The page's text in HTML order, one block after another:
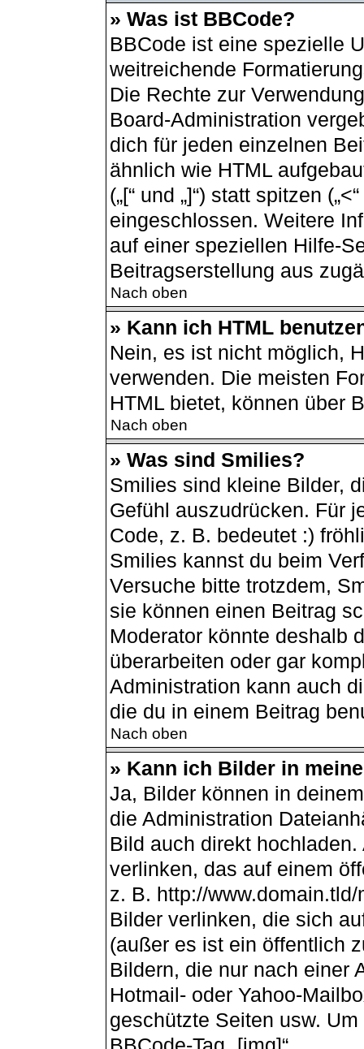
» Was ist BBCode?
BBCode ist eine spezielle
weitreichende
Die Rechte zur
Board-Administration
dich für jeden einzelnen
ähnlich wie HTML
(„[“ und „]“) statt spitzen
eingeschlossen. Weitere
auf einer speziellen Hilfe-
Beitragserstellung aus
Nach oben
» Kann ich HTML
Nein, es ist nicht möglich,
verwenden. Die meisten
HTML bietet, können über
Nach oben
» Was sind Smilies?
Smilies sind kleine Bilder,
Gefühl auszudrücken. Für
Code, z. B. bedeutet :)
Smilies kannst du beim
Versuche bitte trotzdem,
sie können einen Beitrag
Moderator könnte deshalb
überarbeiten oder gar
Administration kann auch
die du in einem Beitrag
Nach oben
» Kann ich Bilder in
Ja, Bilder können in
die Administration
Bild auch direkt
verlinken, das auf einem
z. B. http://
Bilder verlinken, die sich
(außer es ist ein öffentlich
Bildern, die nur nach einer
Hotmail- oder Yahoo-
geschützte Seiten usw.